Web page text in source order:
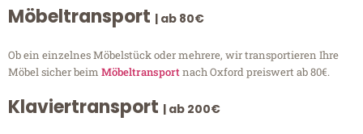
Möbeltransport | ab 80€
Ob ein einzelnes Möbelstück oder mehrere, wir transportieren Ihre
Möbel sicher beim Möbeltransportnach Oxford preiswert ab 80€.
Klaviertransport | ab 200€